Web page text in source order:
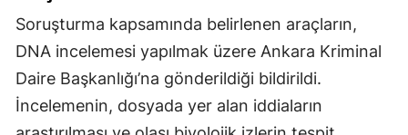
Soruşturma kapsamında belirlenen araçların,
DNA incelemesi yapılmak üzere Ankara Kriminal
Daire Başkanlığı’na gönderildiği bildirildi.
İncelemenin, dosyada yer alan iddiaların